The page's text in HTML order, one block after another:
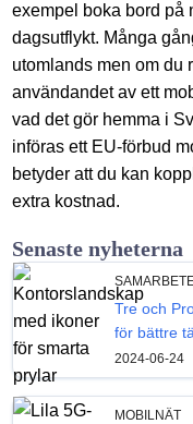
exempel boka bord på
dagsutflykt. Många
utomlands men om du
användandet av ett
vad det gör hemma i
införas ett EU-förbud
betyder att du kan
extra kostnad.
Senaste nyheterna
Tre och
för bättre
2024-06-24
MOBILNÄT